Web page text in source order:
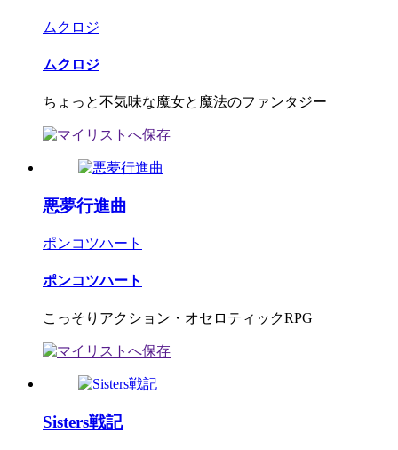
ムクロジ
ムクロジ
ちょっと不気味な魔女と魔法のファンタジー
悪夢行進曲
ポンコツハート
ポンコツハート
こっそりアクション・オセロティックRPG
Sisters戦記